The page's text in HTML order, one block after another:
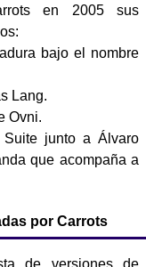
en 2005 sus
bajo el nombre
Lang.
Ovni.
junto a Álvaro
que acompaña a
por Carrots